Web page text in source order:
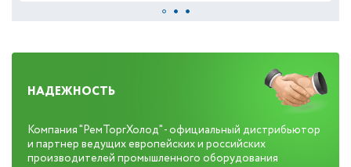
НАДЕЖНОСТЬ
Компания "РемТоргХолод" - официальный дистрибьютор
и партнер ведущих европейских и российских
производителей промышленного оборудования